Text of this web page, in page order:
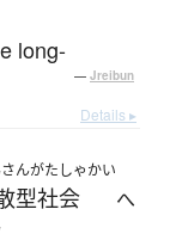
long-
— Jreibun
Details ▸
んがたしゃかい
型社会 へ